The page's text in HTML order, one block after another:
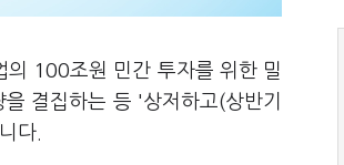
100조원 민간 투자를 위한 밀
결집하는 등 '상저하고(상반기
다.